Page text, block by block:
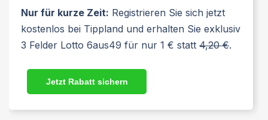
Nur für kurze Zeit: Registrieren Sie sich jetzt
kostenlos bei Tippland und erhalten Sie exklusiv
3 Felder Lotto 6aus49 für nur 1 € statt 4,20 €.
Jetzt Rabatt sichern